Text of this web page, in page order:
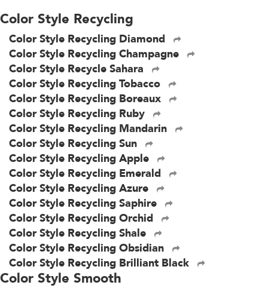
Color Style Recycling
Color Style Recycling Diamond
Color Style Recycling Champagne
Color Style Recycle Sahara
Color Style Recycling Tobacco
Color Style Recycling Boreaux
Color Style Recycling Ruby
Color Style Recycling Mandarin
Color Style Recycling Sun
Color Style Recycling Apple
Color Style Recycling Emerald
Color Style Recycling Azure
Color Style Recycling Saphire
Color Style Recycling Orchid
Color Style Recycling Shale
Color Style Recycling Obsidian
Color Style Recycling Brilliant Black
Color Style Smooth